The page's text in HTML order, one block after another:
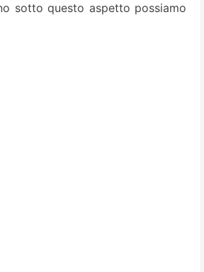
sotto questo aspetto possiamo